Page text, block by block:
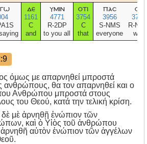
δε
1161
C
and
υμιν
4771
R-2DP
to you all
οτι
3754
C
that
πασ
3956
S-NMS
everyone
οσ
3739
R-
who
όμως με απαρνηθεί μπροστά
ανθρώπους, θα τον απαρνηθεί και ο
Ανθρώπου μπροστά στους
του Θεού, κατά την τελική κρίση.
δὲ μὲ ἀρνηθῇ ἐνώπιον τῶν
καὶ ὁ Υἱὸς τοῦ ἀνθρώπου
ἀρνηθῆ αὐτὸν ἐνώπιον τῶν ἀγγέλων